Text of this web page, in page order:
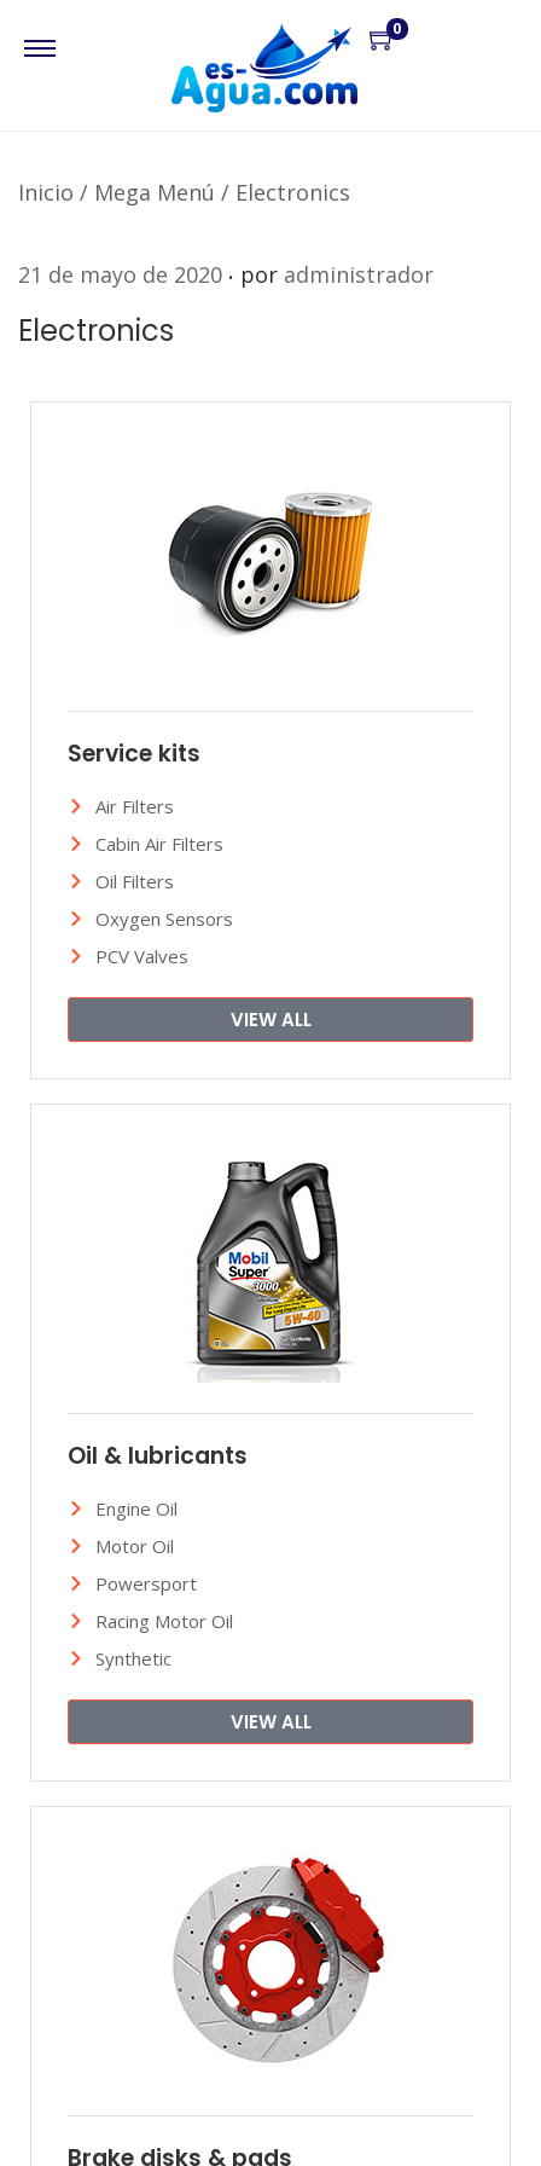
0
Inicio / Mega Menú / Electronics
P
b
21 de mayo de 2020 . por administrador
Electronics
Service kits
Air Filters
Cabin Air Filters
Oil Filters
Oxygen Sensors
PCV Valves
VIEW ALL
Oil & lubricants
Engine Oil
Motor Oil
Powersport
Racing Motor Oil
Synthetic
VIEW ALL
Brake disks & pads